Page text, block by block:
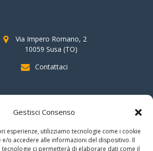
Gestisci Consenso
esperienze, utilizziamo tecnologie come i cookie
o accedere alle informazioni del dispositivo. Il
tecnologie ci permetterà di elaborare dati come il
Via Impero Romano, 2
10059 Susa (TO)
Contattaci
SOSTIENI AAS
96020930010
nella dichiarazione dei redditi e
la destinazione del"cinque per mille".